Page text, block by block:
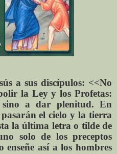
a sus discípulos: <<No
la Ley y los Profetas:
a dar plenitud. En
el cielo y la tierra
la última letra o tilde de
solo de los preceptos
enseñe así a los hombres